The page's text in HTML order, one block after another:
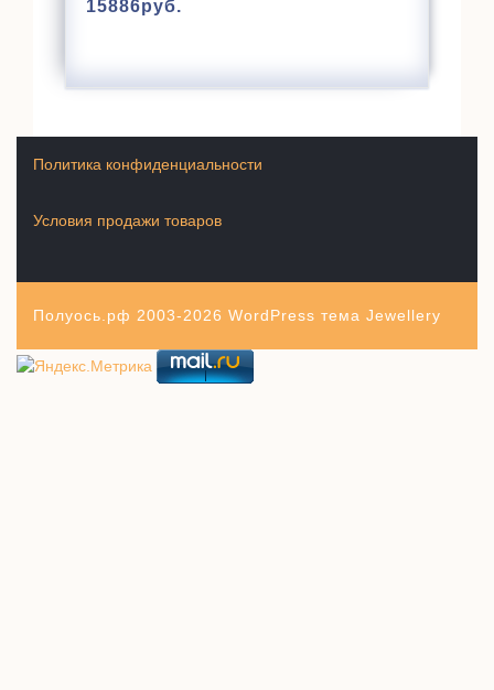
15886руб.
Условия продажи товаров
Политика конфиденциальности
Полуось.рф 2003-2026 WordPress тема Jewellery